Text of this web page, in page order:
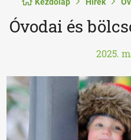
Óvodai és
2025.